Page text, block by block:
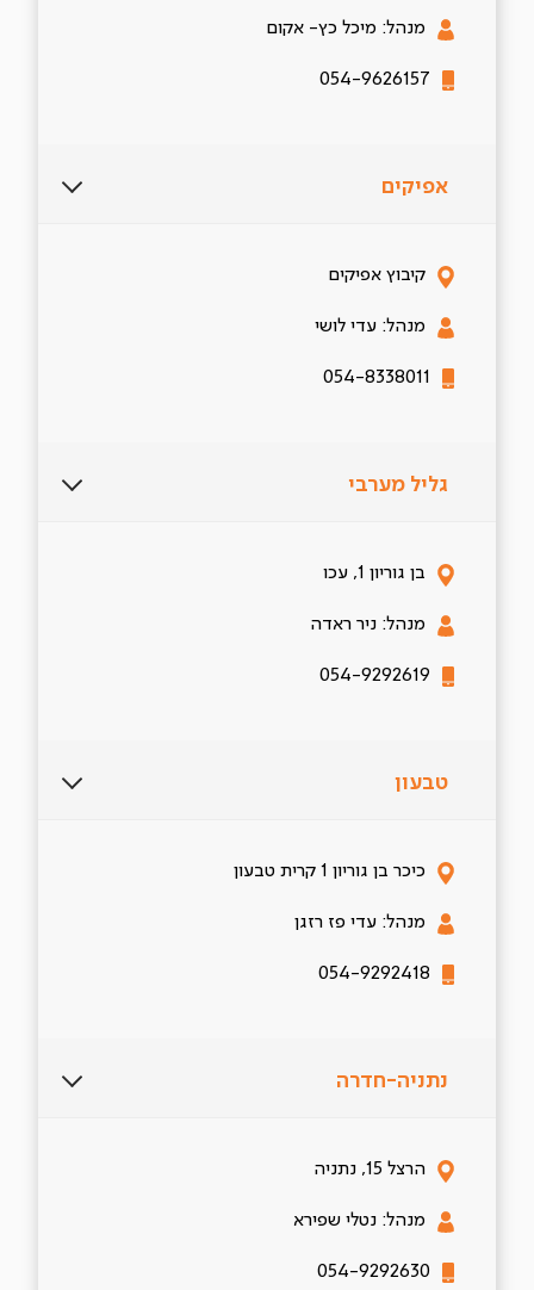
מנהל: מיכל כץ- אקום
054-9626157
אפיקים
קיבוץ אפיקים
מנהל: עדי לושי
054-8338011
גליל מערבי
בן גוריון 1, עכו
מנהל: ניר ראדה
054-9292619
טבעון
כיכר בן גוריון 1 קרית טבעון
מנהל: עדי פז רזגן
054-9292418
נתניה-חדרה
הרצל 15, נתניה
מנהל: נטלי שפירא
054-9292630